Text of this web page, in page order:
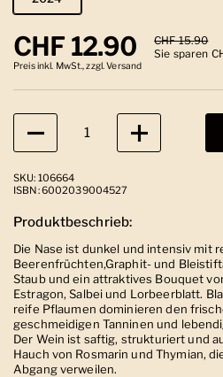
Regulärer Preis
CHF 12.90 Sale-Preis
CHF 15.90
Sie sparen
Preis inkl. MwSt., zzgl. Versand
Anzahl
SKU: 106664
ISBN: 6002039004527
Produktbeschrieb:
Die Nase ist dunkel und intensiv mit
Beerenfrüchten,Graphit- und
Staub und ein attraktives Bouquet
Estragon, Salbei und Lorbeerblatt.
reife Pflaumen dominieren den
geschmeidigen Tanninen und
Der Wein ist saftig, strukturiert und
Hauch von Rosmarin und Thymian,
Abgang verweilen.